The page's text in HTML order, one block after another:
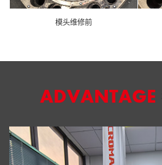
模头维修前
ADVANTAGE